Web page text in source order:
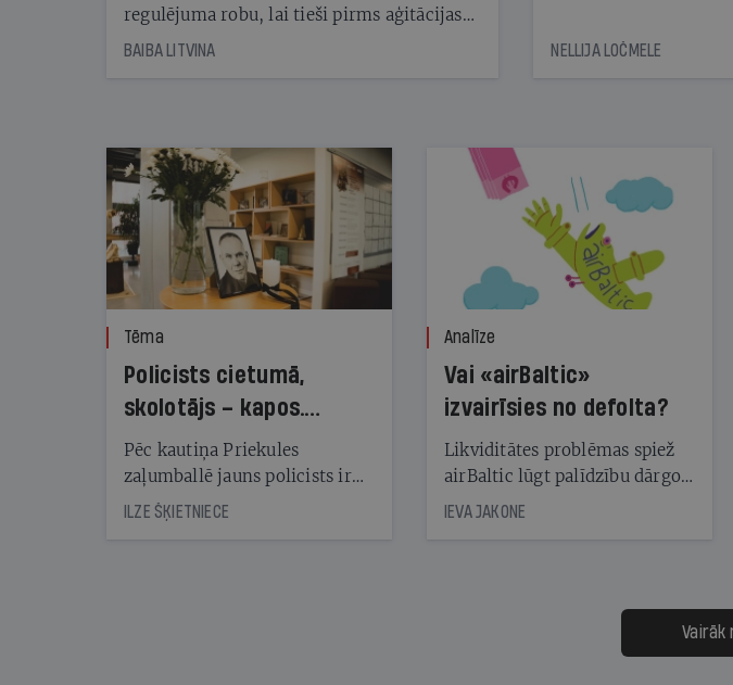
regulējuma robu, lai tieši pirms aģitācijas
starta izreklamētos par summu, kas
BAIBA LITVINA NELLIJA LOČMELE
Tēma
Policists cietumā,
skolotājs – kapos.
Reibuma cena Priekulē
Pēc kautiņa Priekules
zaļumballē jauns policists ir
nonācis cietumā, bet
cienījams pedagogs — kapos.
ILZE ŠĶIETNIECE
Analīze
Vai «airBaltic»
izvairīsies no defolta?
Likviditātes problēmas spiež
airBaltic lūgt palīdzību dārgo
obligāciju turētājiem, taču
samaksāt augstos procentus,
kas jāpārskaita jau trīs dienas
pirms nākamās sapulces
IEVA JAKONE
Vairāk